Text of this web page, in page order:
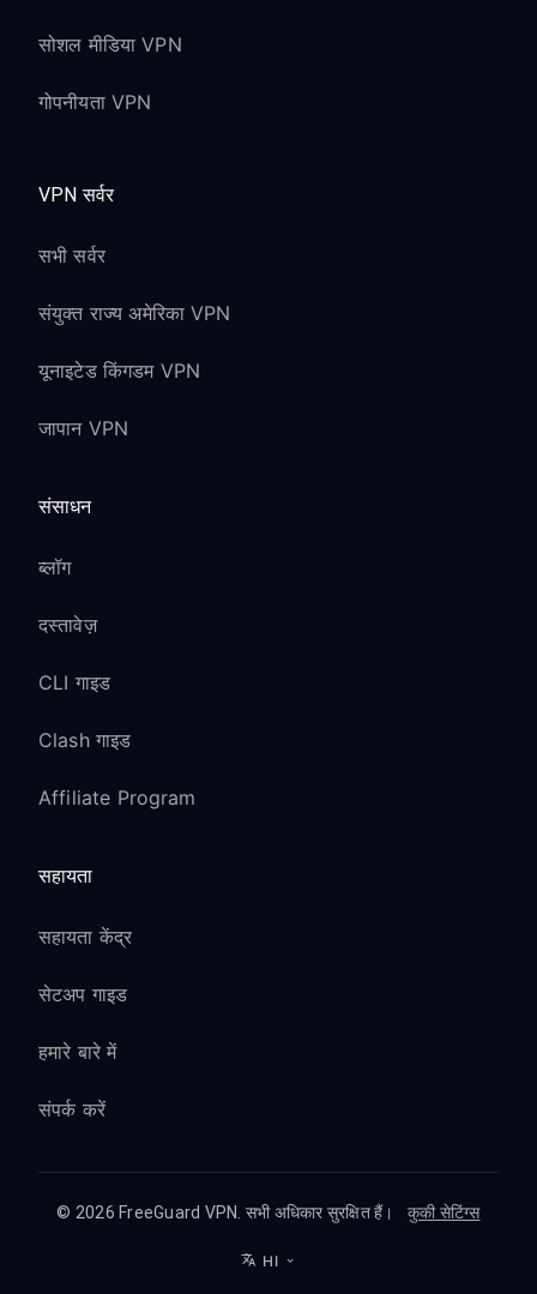
सोशल मीडिया VPN
गोपनीयता VPN
VPN सर्वर
सभी सर्वर
संयुक्त राज्य अमेरिका VPN
यूनाइटेड किंगडम VPN
जापान VPN
संसाधन
ब्लॉग
दस्तावेज़
CLI गाइड
Clash गाइड
Affiliate Program
सहायता
सहायता केंद्र
सेटअप गाइड
हमारे बारे में
संपर्क करें
© 2026 FreeGuard VPN. सभी अधिकार सुरक्षित हैं। कुकी सेटिंग्स
HI